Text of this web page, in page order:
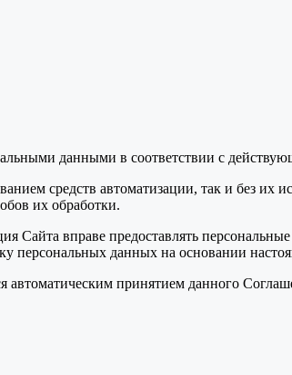
данными в соответствии с
средств автоматизации, так и без
их обработки.
Сайта вправе предоставлять
персональных данных на основании
автоматическим принятием данного